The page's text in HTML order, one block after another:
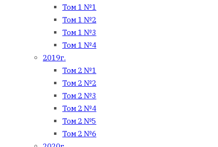
Том 1 №1
Том 1 №2
Том 1 №3
Том 1 №4
2019г.
Том 2 №1
Том 2 №2
Том 2 №3
Том 2 №4
Том 2 №5
Том 2 №6